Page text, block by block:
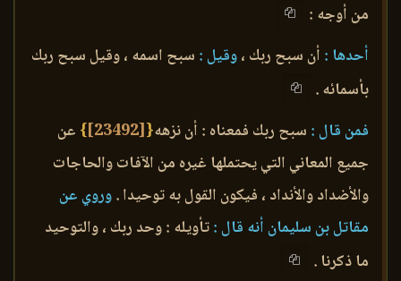
من أوجه :
أحدها : أن سبح ربك ،وقيل : سبح اسمه ، وقيل سبح ربك
بأسمائه .
فمن قال : سبح ربك فمعناه : أن نزهه{
[23492]
} عن
جميع المعاني التي يحتملها غيره من الآفات والحاجات
والأضداد والأنداد ، فيكون القول به توحيدا .وروي عن
مقاتل بن سليمان أنه قال :تأويله : وحد ربك ، والتوحيد
ما ذكرنا .